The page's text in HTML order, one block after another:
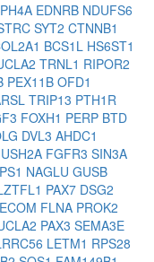
EDNRB NDUFS6
SYT2 CTNNB1
BCS1L HS6ST1
TRNL1 RIPOR2
PEX11B OFD1
TRIP13 PTH1R
FOXH1 PERP BTD
DVL3 AHDC1
USH2A FGFR3 SIN3A
NAGLU GUSB
PAX7 DSG2
FLNA PROK2
PAX3 SEMA3E
LETM1 RPS28